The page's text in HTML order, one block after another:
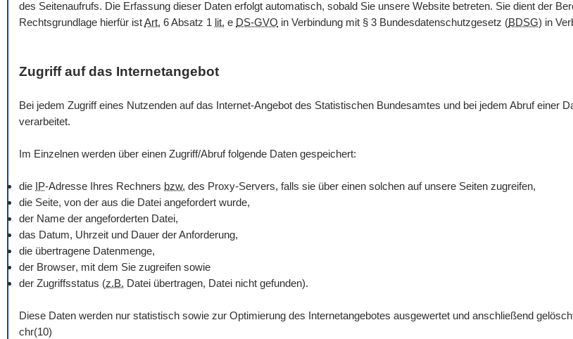
des Seitenaufrufs. Die Erfassung dieser Daten erfolgt automatisch, sobald Sie unsere Website betreten. Sie dient der
Rechtsgrundlage hierfür istArt. 6 Absatz 1 lit. e DS-GVO in Verbindung mit § 3 Bundesdatenschutzgesetz (BDSG) in
Zugriff auf das Internetangebot
Bei jedem Zugriff eines Nutzenden auf das Internet-Angebot des Statistischen Bundesamtes und bei jedem Abruf einer
verarbeitet.
Im Einzelnen werden über einen Zugriff/Abruf folgende Daten gespeichert:
die IP-Adresse Ihres Rechners bzw. des Proxy-Servers, falls sie über einen solchen auf unsere Seiten zugreifen,
die Seite, von der aus die Datei angefordert wurde,
der Name der angeforderten Datei,
das Datum, Uhrzeit und Dauer der Anforderung,
die übertragene Datenmenge,
der Browser, mit dem Sie zugreifen sowie
der Zugriffsstatus (z.B. Datei übertragen, Datei nicht gefunden).
Diese Daten werden nur statistisch sowie zur Optimierung des Internetangebotes ausgewertet und anschließend
chr(10)